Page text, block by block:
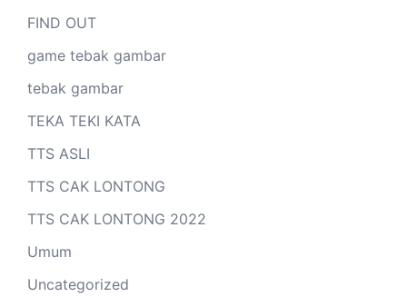
FIND OUT
game tebak gambar
tebak gambar
TEKA TEKI KATA
TTS ASLI
TTS CAK LONTONG
TTS CAK LONTONG 2022
Umum
Uncategorized